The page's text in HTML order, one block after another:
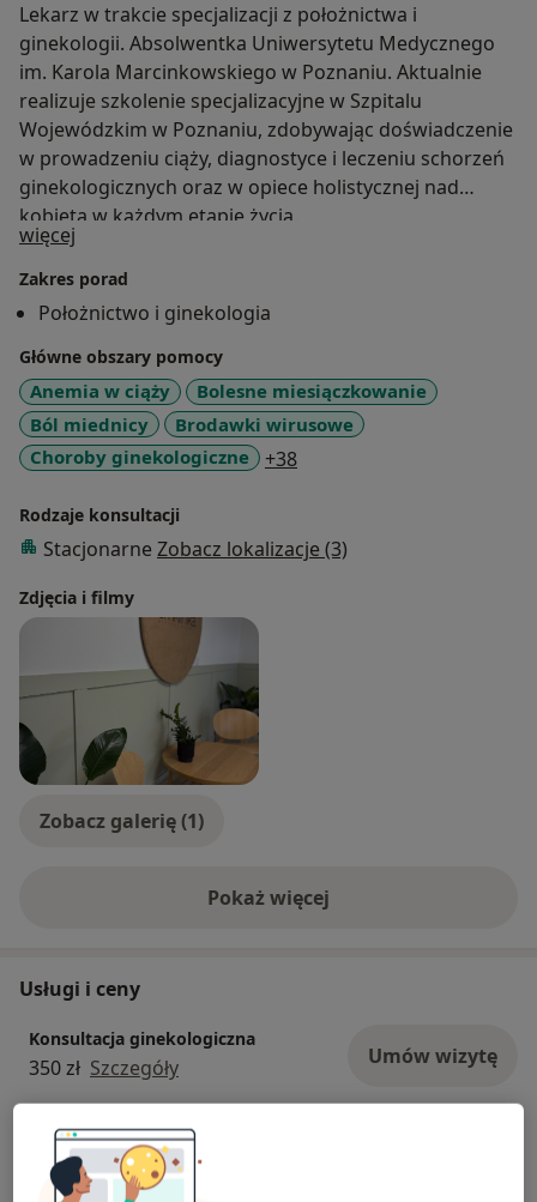
Lekarz w trakcie specjalizacji z położnictwa i
ginekologii. Absolwentka Uniwersytetu Medycznego
im. Karola Marcinkowskiego w Poznaniu. Aktualnie
realizuje szkolenie specjalizacyjne w Szpitalu
Wojewódzkim w Poznaniu, zdobywając doświadczenie
w prowadzeniu ciąży, diagnostyce i leczeniu schorzeń
ginekologicznych oraz w opiece holistycznej nad
kobietą w każdym etapie życia.
więcej
Zakres porad
Położnictwo i ginekologia
Główne obszary pomocy
Anemia w ciąży
Bolesne miesiączkowanie
Ból miednicy
Brodawki wirusowe
Choroby ginekologiczne
+38a11y_sr_more_diseases
Rodzaje konsultacji
Stacjonarne Zobacz lokalizacje (3)
Zdjęcia i filmy
Zobacz galerię (1)
Pokaż więcejo doświadczeniu
Usługi i ceny
Konsultacja ginekologiczna
350 zł Szczegóły Umów wizytę
Prowadzenie ciąży
280 zł - 350 zł Szczegóły